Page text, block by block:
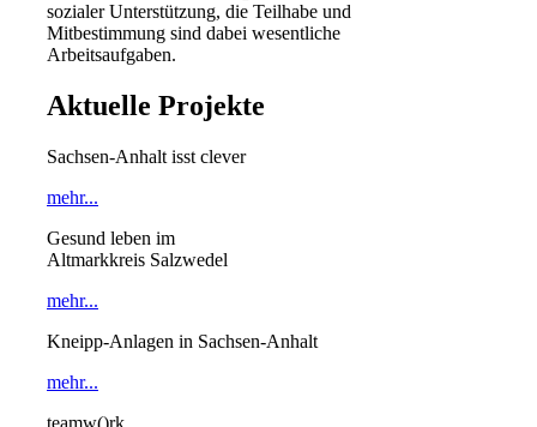
sozialer Unterstützung, die Teilhabe und
Mitbestimmung sind dabei wesentliche
Arbeitsaufgaben.
Aktuelle Projekte
Sachsen‑Anhalt isst clever
mehr...
Gesund leben im
Altmarkkreis Salzwedel
mehr...
Kneipp-Anlagen in Sachsen-Anhalt
mehr...
teamw()rk